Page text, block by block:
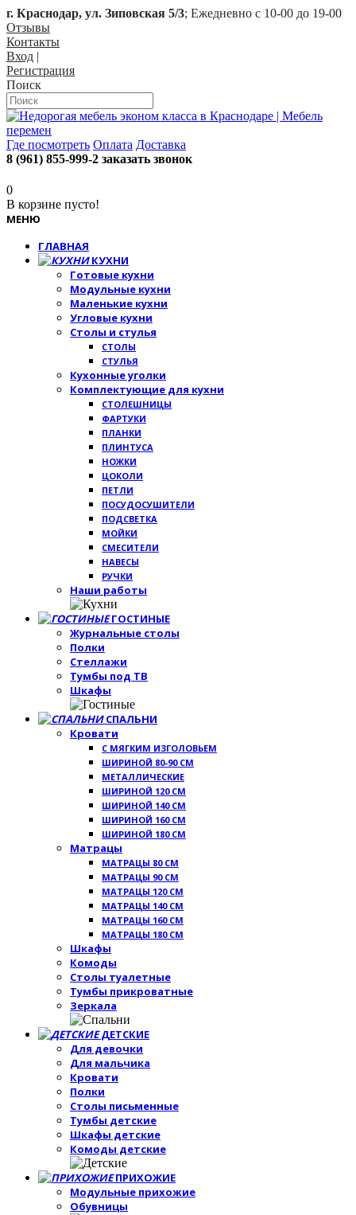
г. Краснодар, ул. Зиповская 5/3; Ежедневно с 10-00 до 19-00
Отзывы
Контакты
Вход |
Регистрация
Поиск
Где посмотреть Оплата Доставка
8 (961) 855-999-2 заказать звонок
0
В корзине пусто!
МЕНЮ
ГЛАВНАЯ
КУХНИ
Готовые кухни
Модульные кухни
Маленькие кухни
Угловые кухни
Столы и стулья
СТОЛЫ
СТУЛЬЯ
Кухонные уголки
Комплектующие для кухни
СТОЛЕШНИЦЫ
ФАРТУКИ
ПЛАНКИ
ПЛИНТУСА
НОЖКИ
ЦОКОЛИ
ПЕТЛИ
ПОСУДОСУШИТЕЛИ
ПОДСВЕТКА
МОЙКИ
СМЕСИТЕЛИ
НАВЕСЫ
РУЧКИ
Наши работы
ГОСТИНЫЕ
Журнальные столы
Полки
Стеллажи
Тумбы под ТВ
Шкафы
СПАЛЬНИ
Кровати
С МЯГКИМ ИЗГОЛОВЬЕМ
ШИРИНОЙ 80-90 СМ
МЕТАЛЛИЧЕСКИЕ
ШИРИНОЙ 120 СМ
ШИРИНОЙ 140 СМ
ШИРИНОЙ 160 СМ
ШИРИНОЙ 180 СМ
Матрацы
МАТРАЦЫ 80 СМ
МАТРАЦЫ 90 СМ
МАТРАЦЫ 120 СМ
МАТРАЦЫ 140 СМ
МАТРАЦЫ 160 СМ
МАТРАЦЫ 180 СМ
Шкафы
Комоды
Столы туалетные
Тумбы прикроватные
Зеркала
ДЕТСКИЕ
Для девочки
Для мальчика
Кровати
Полки
Столы письменные
Тумбы детские
Шкафы детские
Комоды детские
ПРИХОЖИЕ
Модульные прихожие
Обувницы